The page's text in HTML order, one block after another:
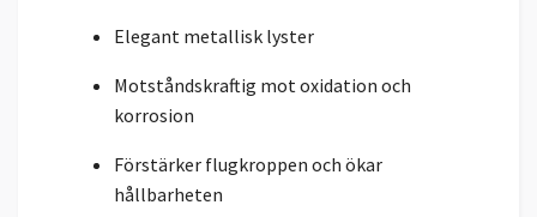
Elegant metallisk lyster
Motståndskraftig mot oxidation och
korrosion
Förstärker flugkroppen och ökar
hållbarheten